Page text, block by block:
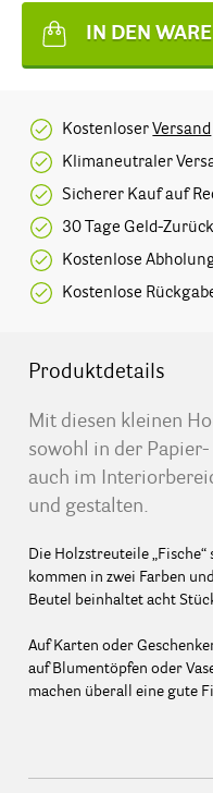
IN DEN
KostenloserVersand
Klimaneutraler
Sicherer Kauf auf
30 Tage Geld-
Kostenlose
Kostenlose
Produktdetails
Mit diesen kleinen
sowohl in der
auch im
und gestalten.
Die Holzstreuteile
kommen in zwei Farben
Beutel beinhaltet acht
Auf Karten oder
auf Blumentöpfen oder
machen überall eine gute